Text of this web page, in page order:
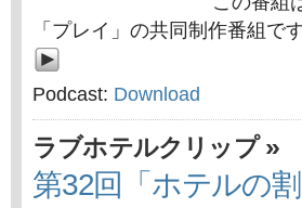
「プレイ」の共同制作番組です
Podcast: Download
ラブホテルクリップ»
第32回「ホテルの